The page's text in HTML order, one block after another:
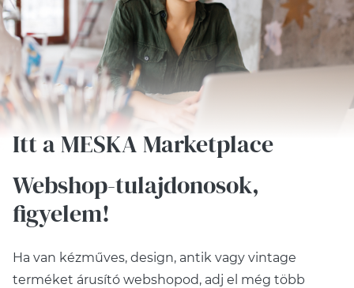
Itt a MESKA Marketplace
Webshop-tulajdonosok,
figyelem!
Ha van kézműves, design, antik vagy vintage
terméket árusító webshopod, adj el még több